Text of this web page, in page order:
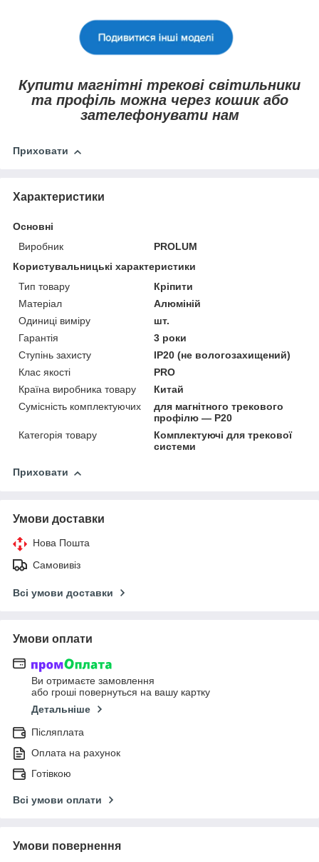
Купити магнітні трекові світильники
та профіль можна через кошик або
зателефонувати нам
Приховати
Характеристики
Основні
Виробник
PROLUM
Користувальницькі характеристики
Тип товару
Кріпити
Матеріал
Алюміній
Одиниці виміру
шт.
Гарантія
3 роки
Ступінь захисту
IP20 (не вологозахищений)
Клас якості
PRO
Країна виробника товару
Китай
Сумісність комплектуючих
для магнітного трекового
профілю — P20
Категорія товару
Комплектуючі для трекової
системи
Приховати
Умови доставки
Нова Пошта
Самовивіз
Всі умови доставки
Умови оплати
Ви отримаєте замовлення
або гроші повернуться на вашу картку
Детальніше
Післяплата
Оплата на рахунок
Готівкою
Всі умови оплати
Умови повернення